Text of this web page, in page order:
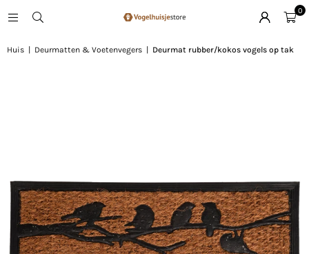
0
Huis Deurmatten & Voetenvegers Deurmat rubber/kokos vogels op tak